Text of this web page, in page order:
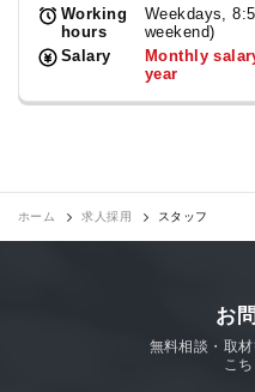
Working
hours
Weekdays,
weekend)
Salary
Monthly
year
ホーム 求人採用 スタッフ
お
無料相談・取
こち